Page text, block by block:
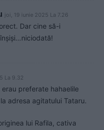
joi, 19 iunie 2025 La 7.26
Dar cine să-i
La 9.32
preferate hahaelile
adresa agitatului Tataru.
lui Rafila, cativa